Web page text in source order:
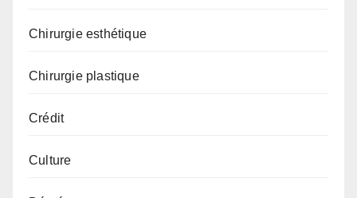
Chirurgie esthétique
Chirurgie plastique
Crédit
Culture